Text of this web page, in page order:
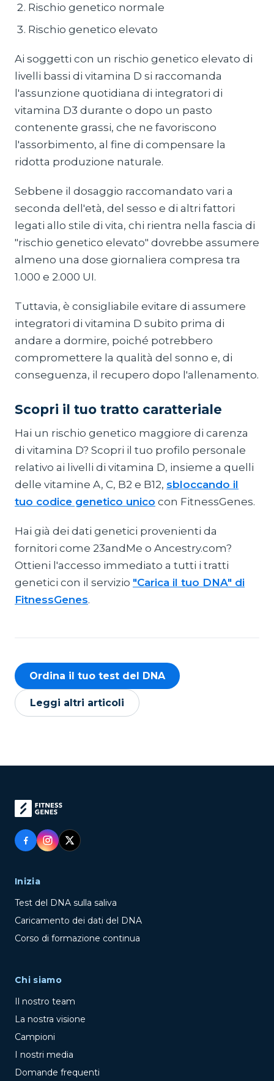
Rischio genetico normale
Rischio genetico elevato
Ai soggetti con un rischio genetico elevato di
livelli bassi di vitamina D si raccomanda
l'assunzione quotidiana di integratori di
vitamina D3 durante o dopo un pasto
contenente grassi, che ne favoriscono
l'assorbimento, al fine di compensare la
ridotta produzione naturale.
Sebbene il dosaggio raccomandato vari a
seconda dell'età, del sesso e di altri fattori
legati allo stile di vita, chi rientra nella fascia di
"rischio genetico elevato" dovrebbe assumere
almeno una dose giornaliera compresa tra
1.000 e 2.000 UI.
Tuttavia, è consigliabile evitare di assumere
integratori di vitamina D subito prima di
andare a dormire, poiché potrebbero
compromettere la qualità del sonno e, di
conseguenza, il recupero dopo l'allenamento.
Scopri il tuo tratto caratteriale
Hai un rischio genetico maggiore di carenza
di vitamina D? Scopri il tuo profilo personale
relativo ai livelli di vitamina D, insieme a quelli
delle vitamine A, C, B2 e B12, sbloccando il
tuo codice genetico unico con FitnessGenes.
Hai già dei dati genetici provenienti da
fornitori come 23andMe o Ancestry.com?
Ottieni l'accesso immediato a tutti i tratti
genetici con il servizio "Carica il tuo DNA" di
FitnessGenes.
Ordina il tuo test del DNA
Leggi altri articoli
Inizia
Test del DNA sulla saliva
Caricamento dei dati del DNA
Corso di formazione continua
Chi siamo
Il nostro team
La nostra visione
Campioni
I nostri media
Domande frequenti